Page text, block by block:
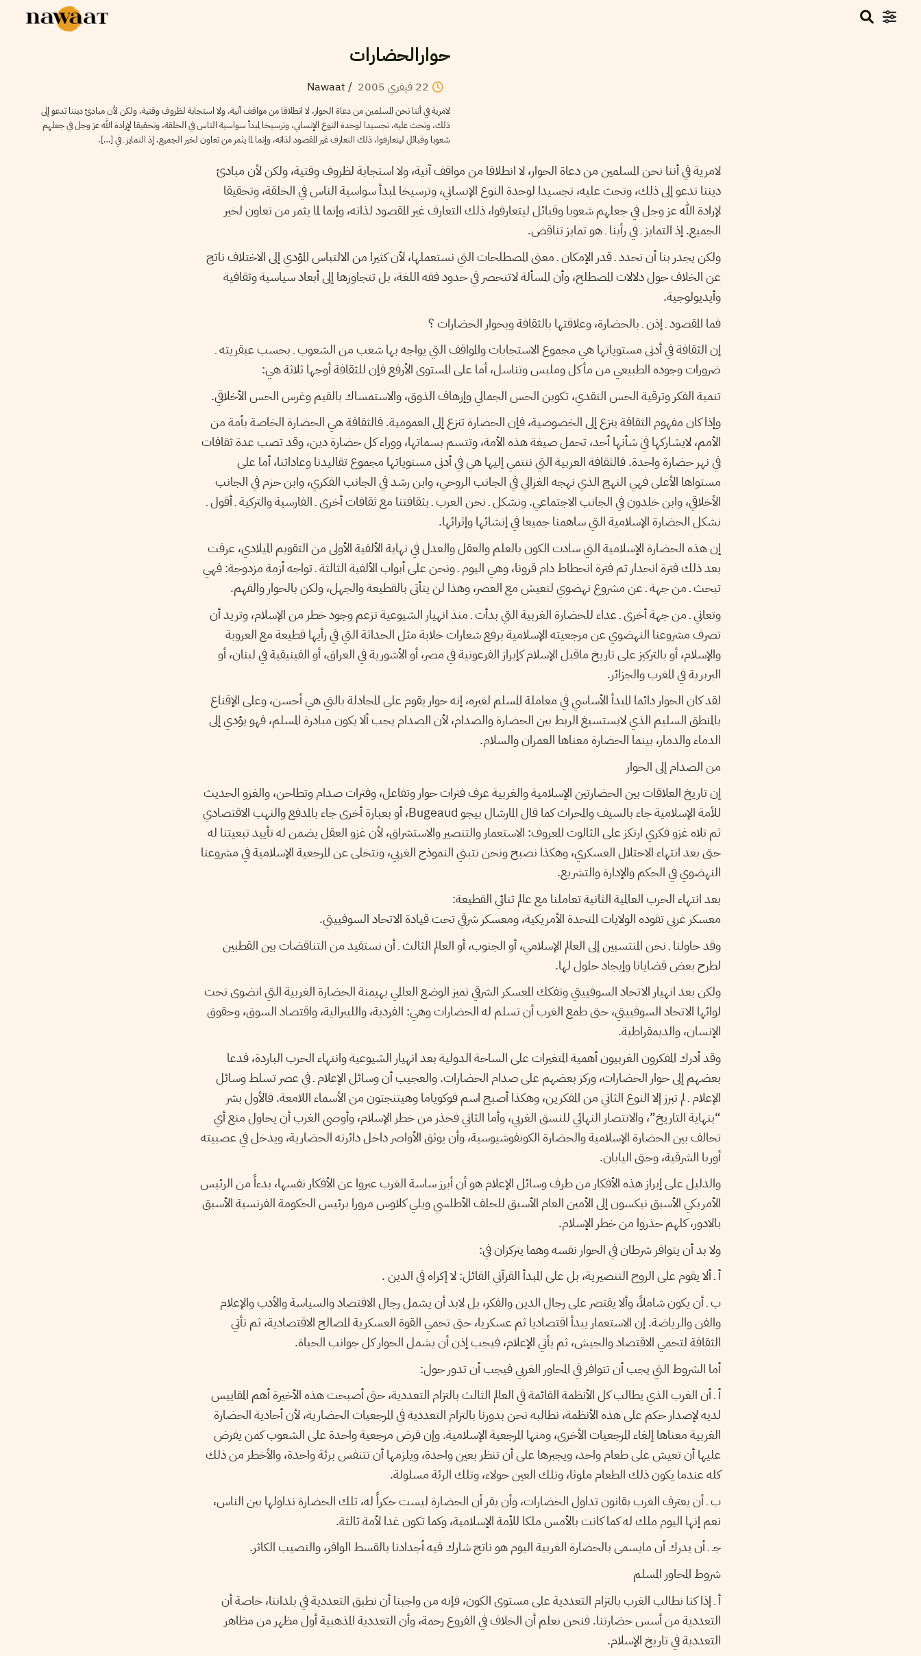
حوارالحضارات
22 فيفري 2005
/
Nawaat
لامرية في أننا نحن المسلمين من دعاة الحوار، لا انطلاقا من مواقف آنية، ولا استجابة لظروف وقتية، ولكن لأن مبادئ ديننا تدعو إلى
ذلك، وتحث عليه، تجسيدا لوحدة النوع الإنساني، وترسيخا لمبدأ سواسية الناس في الخلقة، وتحقيقا لإرادة الله عز وجل في جعلهم
شعوبا وقبائل ليتعارفوا، ذلك التعارف غير المقصود لذاته، وإنما لما يثمر من تعاون لخير الجميع. إذ التمايز ـ في […].
لامرية في أننا نحن المسلمين من دعاة الحوار، لا انطلاقا من مواقف آنية، ولا استجابة لظروف وقتية، ولكن لأن مبادئ
ديننا تدعو إلى ذلك، وتحث عليه، تجسيدا لوحدة النوع الإنساني، وترسيخا لمبدأ سواسية الناس في الخلقة، وتحقيقا
لإرادة الله عز وجل في جعلهم شعوبا وقبائل ليتعارفوا، ذلك التعارف غير المقصود لذاته، وإنما لما يثمر من تعاون لخير
الجميع. إذ التمايز ـ في رأينا ـ هو تمايز تناقض.
ولكن يجدر بنا أن نحدد ـ قدر الإمكان ـ معنى المصطلحات التي نستعملها، لأن كثيرا من الالتباس المؤدي إلى الاختلاف ناتج
عن الخلاف حول دلالات المصطلح، وأن المسألة لاتنحصر في حدود فقه اللغة، بل تتجاوزها إلى أبعاد سياسية وثقافية
وأيديولوجية.
فما المقصود ـ إذن ـ بالحضارة، وعلاقتها بالثقافة وبحوار الحضارات ؟
إن الثقافة في أدنى مستوياتها هي مجموع الاستجابات والمواقف التي يواجه بها شعب من الشعوب ـ بحسب عبقريته ـ
ضرورات وجوده الطبيعي من مأكل وملبس وتناسل، أما على المستوى الأرفع فإن للثقافة أوجها ثلاثة هي:
تنمية الفكر وترقية الحس النقدي، تكوين الحس الجمالي وإرهاف الذوق، والاستمساك بالقيم وغرس الحس الأخلاقي.
وإذا كان مفهوم الثقافة ينزع إلى الخصوصية، فإن الحضارة تنزع إلى العمومية. فالثقافة هي الحضارة الخاصة بأمة من
الأمم، لايشاركها في شأنها أحد، تحمل صيغة هذه الأمة، وتتسم بسماتها، ووراء كل حضارة دين، وقد تصب عدة ثقافات
في نهر حضارة واحدة. فالثقافة العربية التي ننتمي إليها هي في أدنى مستوياتها مجموع تقاليدنا وعاداتنا، أما على
مستواها الأعلى فهي النهج الذي نهجه الغزالي في الجانب الروحي، وابن رشد في الجانب الفكري، وابن حزم في الجانب
الأخلاقي، وابن خلدون في الجانب الاجتماعي. ونشكل ـ نحن العرب ـ بثقافتنا مع ثقافات أخرى ـ الفارسية والتركية ـ أقول ـ
نشكل الحضارة الإسلامية التي ساهمنا جميعا في إنشائها وإثرائها.
إن هذه الحضارة الإسلامية التي سادت الكون بالعلم والعقل والعدل في نهاية الألفية الأولى من التقويم الميلادي، عرفت
بعد ذلك فترة انحدار ثم فترة انحطاط دام قرونا، وهي اليوم ـ ونحن على أبواب الألفية الثالثة ـ تواجه أزمة مزدوجة: فهي
تبحث ـ من جهة ـ عن مشروع نهضوي لتعيش مع العصر، وهذا لن يتأتى بالقطيعة والجهل، ولكن بالحوار والفهم.
وتعاني ـ من جهة أخرى ـ عداء للحضارة الغربية التي بدأت ـ منذ انهيار الشيوعية تزعم وجود خطر من الإسلام، وتريد أن
تصرف مشروعنا النهضوي عن مرجعيته الإسلامية برفع شعارات خلابة مثل الحداثة التي في رأيها قطيعة مع العروبة
والإسلام، أو بالتركيز على تاريخ ماقبل الإسلام كإبراز الفرعونية في مصر، أو الأشورية في العراق، أو الفينيقية في لبنان، أو
البربرية في المغرب والجزائر.
لقد كان الحوار دائما المبدأ الأساسي في معاملة المسلم لغيره، إنه حوار يقوم على المجادلة بالتي هي أحسن، وعلى الإقناع
بالمنطق السليم الذي لايستسيغ الربط بين الحضارة والصدام، لأن الصدام يجب ألا يكون مبادرة المسلم، فهو يؤدي إلى
الدماء والدمار، بينما الحضارة معناها العمران والسلام.
من الصدام إلى الحوار
إن تاريخ العلاقات بين الحضارتين الإسلامية والغربية عرف فترات حوار وتفاعل، وفترات صدام وتطاحن، والغزو الحديث
للأمة الإسلامية جاء بالسيف والمحراث كما قال المارشال بيجو Bugeaud، أو بعبارة أخرى جاء بالمدفع والنهب الاقتصادي
ثم تلاه غزو فكري ارتكز على الثالوث المعروف: الاستعمار والتنصير والاستشراق، لأن غزو العقل يضمن له تأييد تبعيتنا له
حتى بعد انتهاء الاحتلال العسكري، وهكذا نصبح ونحن نتبني النموذج الغربي، ونتخلى عن المرجعية الإسلامية في مشروعنا
النهضوي في الحكم والإدارة والتشريع.
بعد انتهاء الحرب العالمية الثانية تعاملنا مع عالم ثنائي القطيعة:
معسكر غربي تقوده الولايات المتحدة الأمريكية، ومعسكر شرقي تحت قيادة الاتحاد السوفييتي.
وقد حاولنا ـ نحن المنتسبين إلى العالم الإسلامي، أو الجنوب، أو العالم الثالث ـ أن نستفيد من التناقضات بين القطبين
لطرح بعض قضايانا وإيجاد حلول لها.
ولكن بعد انهيار الاتحاد السوفييتي وتفكك المعسكر الشرقي تميز الوضع العالمي بهيمنة الحضارة الغربية التي انضوى تحت
لوائها الاتحاد السوفييتي، حتى طمع الغرب أن تسلم له الحضارات وهي: الفردية، والليبرالية، واقتصاد السوق، وحقوق
الإنسان، والديمقراطية.
وقد أدرك المفكرون الغربيون أهمية المتغيرات على الساحة الدولية بعد انهيار الشيوعية وانتهاء الحرب الباردة، فدعا
بعضهم إلى حوار الحضارات، وركز بعضهم على صدام الحضارات. والعجيب أن وسائل الإعلام ـ في عصر تسلط وسائل
الإعلام ـ لم تبرز إلا النوع الثاني من المفكرين، وهكذا أصبح اسم فوكوياما وهيتنجتون من الأسماء اللامعة. فالأول بشر
“بنهاية التاريخ”، والانتصار النهائي للنسق الغربي، وأما الثاني فحذر من خطر الإسلام، وأوصى الغرب أن يحاول منع أي
تحالف بين الحضارة الإسلامية والحضارة الكونفوشيوسية، وأن يوثق الأواصر داخل دائرته الحضارية، ويدخل في عصبيته
أوربا الشرقية، وحتى اليابان.
والدليل على إبراز هذه الأفكار من طرف وسائل الإعلام هو أن أبرز ساسة الغرب عبروا عن الأفكار نفسها، بدءاً من الرئيس
الأمريكي الأسبق نيكسون إلى الأمين العام الأسبق للحلف الأطلسي ويلي كلاوس مرورا برئيس الحكومة الفرنسية الأسبق
بالادور، كلهم حذروا من خطر الإسلام.
ولا بد أن يتوافر شرطان في الحوار نفسه وهما يتركزان في:
أ ـ ألا يقوم على الروح التنصيرية، بل على المبدأ القرآني القائل: لا إكراه في الدين .
ب ـ أن يكون شاملاً، وألا يقتصر على رجال الدين والفكر، بل لابد أن يشمل رجال الاقتصاد والسياسة والأدب والإعلام
والفن والرياضة. إن الاستعمار يبدأ اقتصاديا ثم عسكريا، حتى تحمي القوة العسكرية المصالح الاقتصادية، ثم تأتي
الثقافة لتحمي الاقتصاد والجيش، ثم يأتي الإعلام، فيجب إذن أن يشمل الحوار كل جوانب الحياة.
أما الشروط التي يجب أن تتوافر في المحاور الغربي فيجب أن تدور حول:
أ ـ أن الغرب الذي يطالب كل الأنظمة القائمة في العالم الثالث بالتزام التعددية، حتى أصبحت هذه الأخيرة أهم المقاييس
لديه لإصدار حكم على هذه الأنظمة، نطالبه نحن بدورنا بالتزام التعددية في المرجعيات الحضارية، لأن أحادية الحضارة
الغربية معناها إلغاء المرجعيات الأخرى، ومنها المرجعية الإسلامية. وإن فرض مرجعية واحدة على الشعوب كمن يفرض
عليها أن تعيش على طعام واحد، ويجبرها على أن تنظر بعين واحدة، ويلزمها أن تتنفس برئة واحدة، والأخطر من ذلك
كله عندما يكون ذلك الطعام ملوثا، وتلك العين حولاء، وتلك الرئة مسلولة.
ب ـ أن يعترف الغرب بقانون تداول الحضارات، وأن يقر أن الحضارة ليست حكراً له، تلك الحضارة نداولها بين الناس،
نعم إنها اليوم ملك له كما كانت بالأمس ملكا للأمة الإسلامية، وكما تكون غدا لأمة ثالثة.
جـ ـ أن يدرك أن مايسمى بالحضارة الغربية اليوم هو ناتج شارك فيه أجدادنا بالقسط الوافر، والنصيب الكاثر.
شروط المحاور المسلم
أ ـ إذا كنا نطالب الغرب بالتزام التعددية على مستوى الكون، فإنه من واجبنا أن نطبق التعددية في بلداننا، خاصة أن
التعددية من أسس حضارتنا. فنحن نعلم أن الخلاف في الفروع رحمة، وأن التعددية المذهبية أول مظهر من مظاهر
التعددية في تاريخ الإسلام.